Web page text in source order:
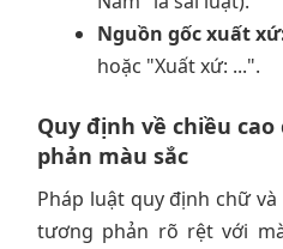
Nguồn gốc xuất
hoặc "Xuất xứ: ...".
Quy định về chiều
phản màu sắc
Pháp luật quy định chữ
tương phản rõ rệt với